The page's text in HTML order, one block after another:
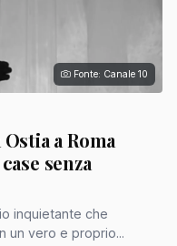
Fonte: Canale 10
a Roma
senza
un vero e proprio...